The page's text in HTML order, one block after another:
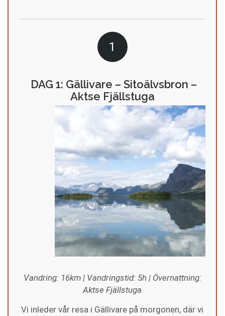
1
DAG 1: Gällivare – Sitoälvsbron –
Aktse Fjällstuga
Vandring: 16km | Vandringstid: 5h | Övernattning:
Aktse Fjällstuga
Vi inleder vår resa i Gällivare på morgonen, där vi